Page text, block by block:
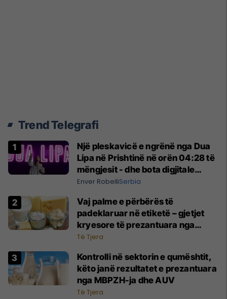
Trend Telegrafi
Një pleskavicë e ngrënë nga Dua
Lipa në Prishtinë në orën 04:28 të
mëngjesit - dhe bota digjitale
serbe shpall gjendjen e luftës
Enver RobelliSerbia
Vaj palme e përbërës të
padeklaruar në etiketë – gjetjet
kryesore të prezantuara nga
AUV-i pas kontrollit në sektorin e
Të Tjera
Kontrolli në sektorin e qumështit,
këto janë rezultatet e prezantuara
nga MBPZH-ja dhe AUV
Të Tjera